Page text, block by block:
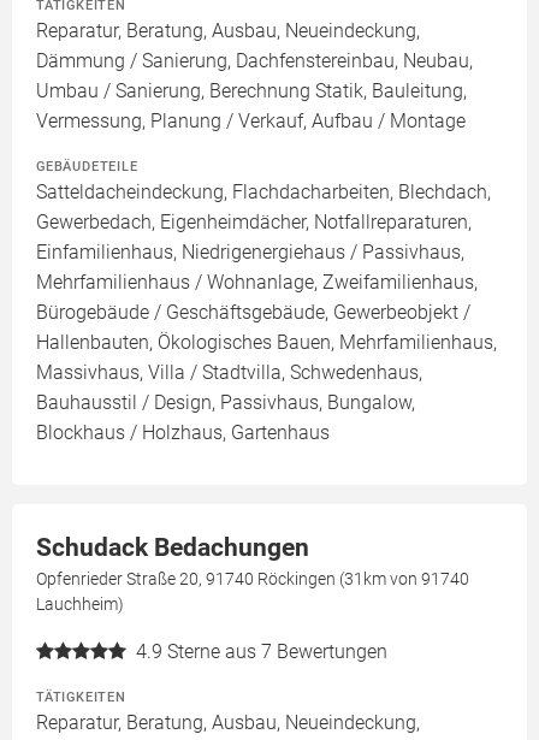
TÄTIGKEITEN
Reparatur, Beratung, Ausbau, Neueindeckung,
Dämmung / Sanierung, Dachfenstereinbau, Neubau,
Umbau / Sanierung, Berechnung Statik, Bauleitung,
Vermessung, Planung / Verkauf, Aufbau / Montage
GEBÄUDETEILE
Satteldacheindeckung, Flachdacharbeiten, Blechdach,
Gewerbedach, Eigenheimdächer, Notfallreparaturen,
Einfamilienhaus, Niedrigenergiehaus / Passivhaus,
Mehrfamilienhaus / Wohnanlage, Zweifamilienhaus,
Bürogebäude / Geschäftsgebäude, Gewerbeobjekt /
Hallenbauten, Ökologisches Bauen, Mehrfamilienhaus,
Massivhaus, Villa / Stadtvilla, Schwedenhaus,
Bauhausstil / Design, Passivhaus, Bungalow,
Blockhaus / Holzhaus, Gartenhaus
Schudack Bedachungen
Opfenrieder Straße 20, 91740 Röckingen (31km von 91740
Lauchheim)
4.9 Sterne aus 7 Bewertungen
TÄTIGKEITEN
Reparatur, Beratung, Ausbau, Neueindeckung,